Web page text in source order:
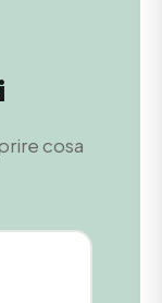
cosa